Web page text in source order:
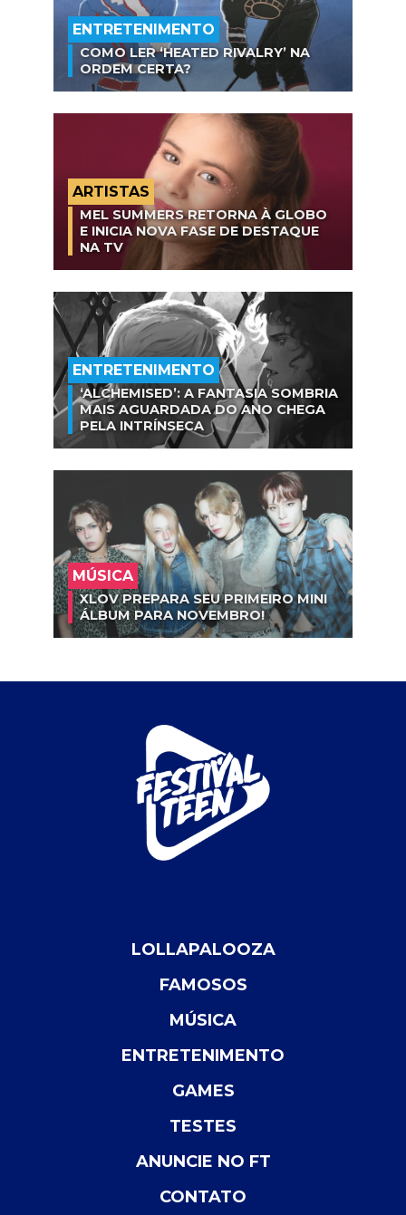
ENTRETENIMENTO
COMO LER ‘HEATED RIVALRY’ NA
ORDEM CERTA?
ARTISTAS
MEL SUMMERS RETORNA À GLOBO
E INICIA NOVA FASE DE DESTAQUE
NA TV
ENTRETENIMENTO
‘ALCHEMISED’: A FANTASIA SOMBRIA
MAIS AGUARDADA DO ANO CHEGA
PELA INTRÍNSECA
MÚSICA
XLOV PREPARA SEU PRIMEIRO MINI
ÁLBUM PARA NOVEMBRO!
LOLLAPALOOZA
FAMOSOS
MÚSICA
ENTRETENIMENTO
GAMES
TESTES
ANUNCIE NO FT
CONTATO